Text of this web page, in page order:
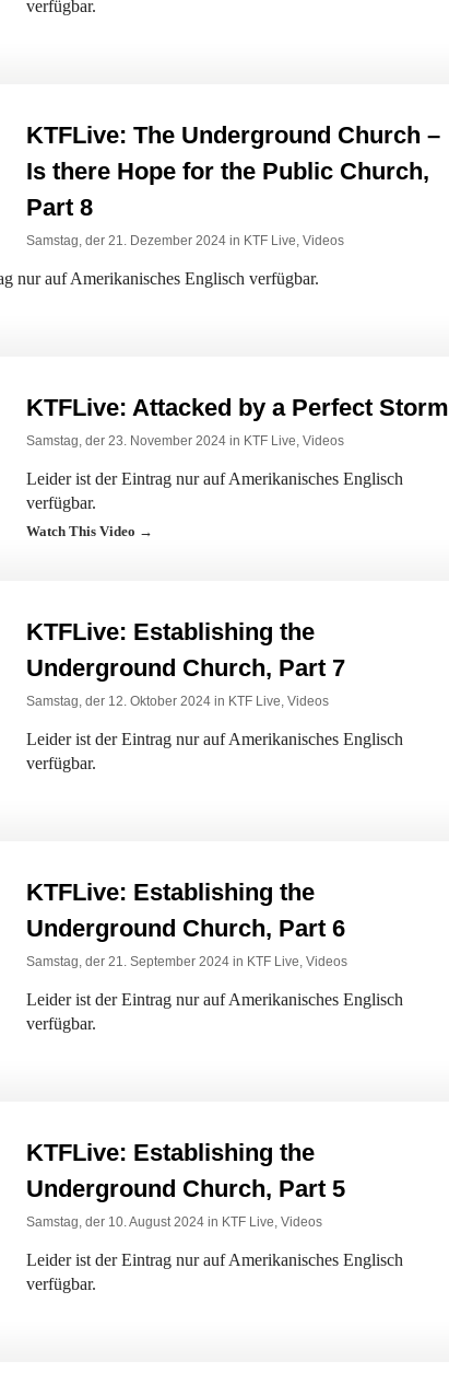
verfügbar.
KTFLive: The Underground Church –
Is there Hope for the Public Church,
Part 8
Samstag, der 21. Dezember 2024 in KTF Live, Videos
nur auf Amerikanisches Englisch verfügbar.
KTFLive: Attacked by a Perfect Storm
Samstag, der 23. November 2024 in KTF Live, Videos
Leider ist der Eintrag nur auf Amerikanisches Englisch
verfügbar.
Watch This Video →
KTFLive: Establishing the
Underground Church, Part 7
Samstag, der 12. Oktober 2024 in KTF Live, Videos
Leider ist der Eintrag nur auf Amerikanisches Englisch
verfügbar.
KTFLive: Establishing the
Underground Church, Part 6
Samstag, der 21. September 2024 in KTF Live, Videos
Leider ist der Eintrag nur auf Amerikanisches Englisch
verfügbar.
KTFLive: Establishing the
Underground Church, Part 5
Samstag, der 10. August 2024 in KTF Live, Videos
Leider ist der Eintrag nur auf Amerikanisches Englisch
verfügbar.